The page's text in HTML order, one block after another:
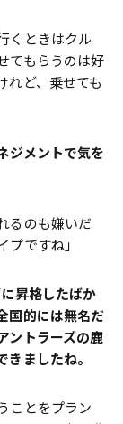
くときはクル
てもらうのは好
れど、乗せても
ジメントで気を
るのも嫌いだ
プですね」
に昇格したばか
国的には無名だ
ントラーズの鹿
ましたね。
ことをプラン